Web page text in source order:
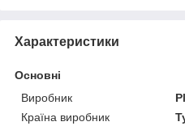
Характеристики
Основні
Виробник
Країна виробник